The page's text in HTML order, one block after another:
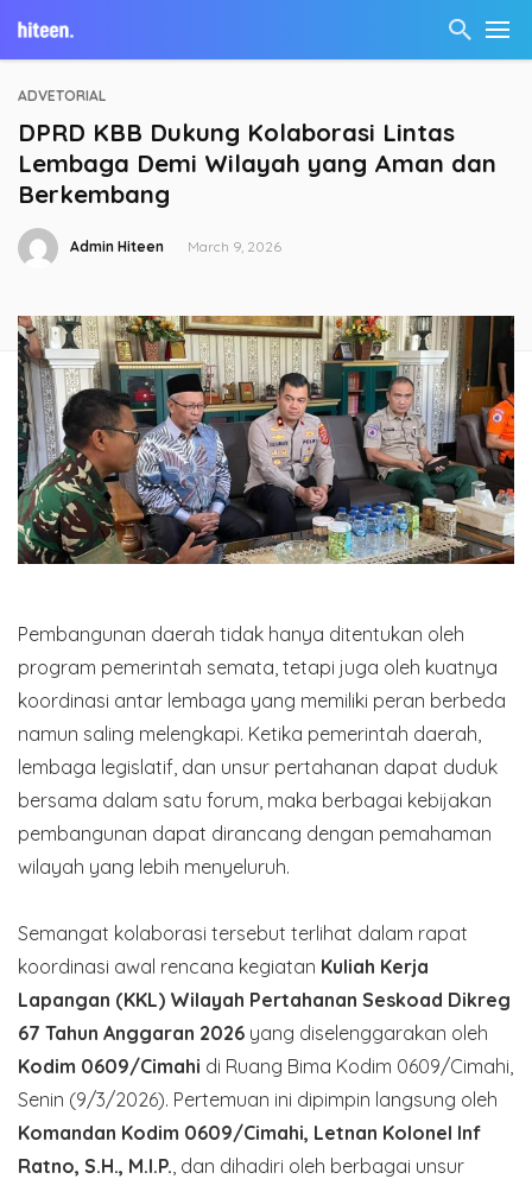
ADVETORIAL
DPRD KBB Dukung Kolaborasi Lintas
Lembaga Demi Wilayah yang Aman dan
Berkembang
Admin Hiteen March 9, 2026
Pembangunan daerah tidak hanya ditentukan oleh
program pemerintah semata, tetapi juga oleh kuatnya
koordinasi antar lembaga yang memiliki peran berbeda
namun saling melengkapi. Ketika pemerintah daerah,
lembaga legislatif, dan unsur pertahanan dapat duduk
bersama dalam satu forum, maka berbagai kebijakan
pembangunan dapat dirancang dengan pemahaman
wilayah yang lebih menyeluruh.
Semangat kolaborasi tersebut terlihat dalam rapat
koordinasi awal rencana kegiatan Kuliah Kerja
Lapangan (KKL) Wilayah Pertahanan Seskoad Dikreg
67 Tahun Anggaran 2026 yang diselenggarakan oleh
Kodim 0609/Cimahi di Ruang Bima Kodim 0609/Cimahi,
Senin (9/3/2026). Pertemuan ini dipimpin langsung oleh
Komandan Kodim 0609/Cimahi, Letnan Kolonel Inf
Ratno, S.H., M.I.P., dan dihadiri oleh berbagai unsur